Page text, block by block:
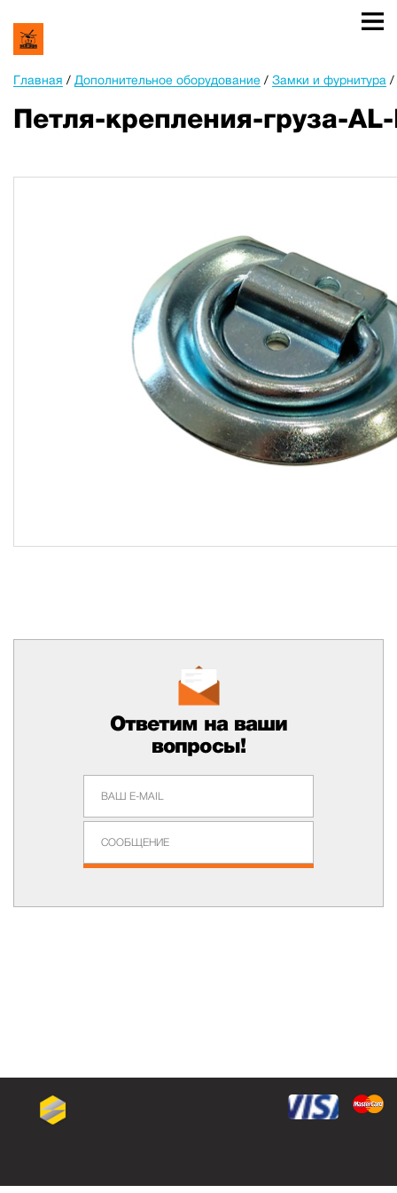
Главная / Дополнительное оборудование / Замки и фурнитура /
Петля-крепления-груза-
Ответим на ваши
вопросы!
Задать Вопрос